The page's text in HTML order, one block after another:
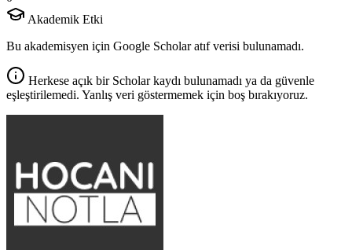
Akademik Etki
Bu akademisyen için Google Scholar atıf verisi bulunamadı.
Herkese açık bir Scholar kaydı bulunamadı ya da güvenle
eşleştirilemedi. Yanlış veri göstermemek için boş bırakıyoruz.